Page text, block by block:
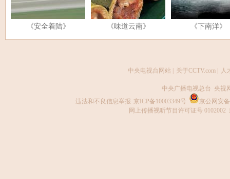
《安全着陆》 《味道云南》 《下南洋》
中央电视台网站 关于CCTV.com 人
中央广播电视总台 央视
违法和不良信息举报 京ICP备10003349号
京公网安
网上传播视听节目许可证号 0102002